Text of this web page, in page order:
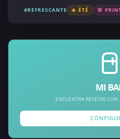
#REFRESCANTE ☀️ ÉTÉ 🌸
MI
ENCUENTRA RECETAS